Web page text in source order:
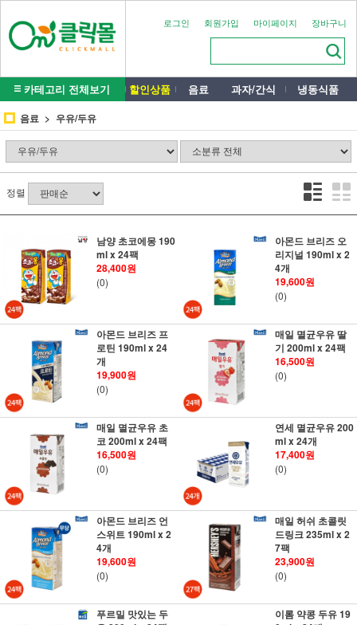
로그인 회원가입 마이페이지 장바구니
카테고리 전체보기 할인상품 음료 과자/간식 냉동식품
음료 우유/두유
정렬
남양 초코에몽 190
ml x 24팩
28,400원
(0)
아몬드 브리즈 오
리지널 190ml x 2
4개
19,600원
(0)
아몬드 브리즈 프
로틴 190ml x 24
개
19,900원
(0)
매일 멸균우유 딸
기 200ml x 24팩
16,500원
(0)
매일 멸균우유 초
코 200ml x 24팩
16,500원
(0)
연세 멸균우유 200
ml x 24개
17,400원
(0)
아몬드 브리즈 언
스위트 190ml x 2
4개
19,600원
(0)
매일 허쉬 초콜릿
드링크 235ml x 2
7팩
23,900원
(0)
푸르밀 맛있는 두
이롬 약콩 두유 19